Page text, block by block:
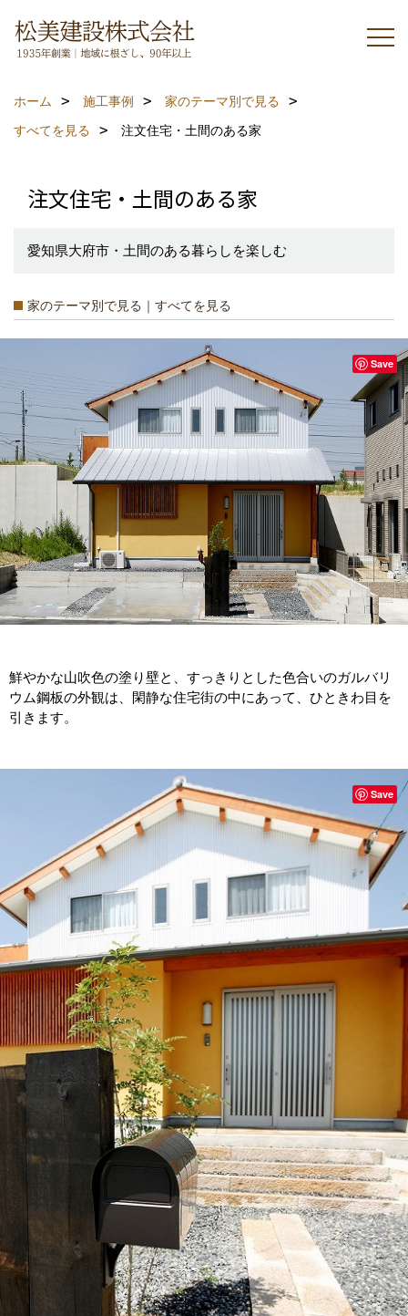
ホーム 施工事例
家のテーマ別で見る
すべてを見る
注文住宅・土間のある家
注文住宅・土間のある家
愛知県大府市・土間のある暮らしを楽しむ
家のテーマ別で見る｜すべてを見る
鮮やかな山吹色の塗り壁と、すっきりとした色合いのガルバリ
ウム鋼板の外観は、閑静な住宅街の中にあって、ひときわ目を
引きます。
Save
Save